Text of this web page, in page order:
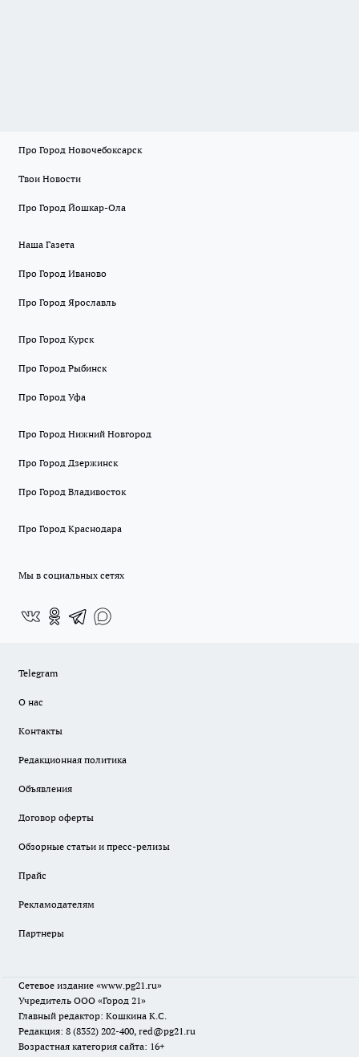
Про Город Новочебоксарск
Твои Новости
Про Город Йошкар-Ола
Наша Газета
Про Город Иваново
Про Город Ярославль
Про Город Курск
Про Город Рыбинск
Про Город Уфа
Про Город Нижний Новгород
Про Город Дзержинск
Про Город Владивосток
Про Город Краснодара
Мы в социальных сетях
Telegram
О нас
Контакты
Редакционная политика
Объявления
Договор оферты
Обзорные статьи и пресс-релизы
Прайс
Рекламодателям
Партнеры
Сетевое издание «www.pg21.ru»
Учредитель ООО «Город 21»
Главный редактор: Кошкина К.С.
Редакция: 8 (8352) 202-400, red@pg21.ru
Возрастная категория сайта: 16+